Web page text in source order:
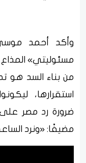
وأكد أحمد
مسئوليتي»
من بناء السد هو
استقرارها،
ضرورة رد مصر على
مضيفًا: «ونرد الساعة 10 ولا نجعل إثيوبيا تتجاوز